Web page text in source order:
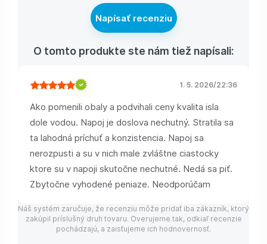
Napísať recenziu
O tomto produkte ste nám tiež napísali:
1. 5. 2026/22:36
Ako pomenili obaly a podvihali ceny kvalita isla
dole vodou. Napoj je doslova nechutný. Stratila sa
ta lahodná príchuť a konzistencia. Napoj sa
nerozpusti a su v nich male zvláštne ciastocky
ktore su v napoji skutočne nechutné. Nedá sa piť.
Zbytočne vyhodené peniaze. Neodporúčam
Náš systém zaručuje, že recenziu môže pridať iba zákazník, ktorý
zakúpil príslušný druh tovaru. Overujeme tak, odkiaľ recenzie
pochádzajú, a zaisťujeme ich hodnovernosť.